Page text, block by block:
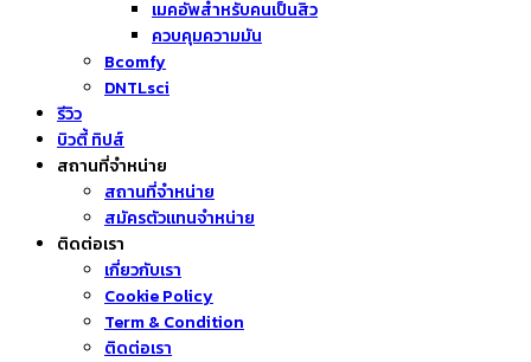
เมคอัพสำหรับคนเป็นสิว
ควบคุมความมัน
Bcomfy
DNTLsci
รีวิว
บิวตี้ ทิปส์
สถานที่จำหน่าย
สถานที่จำหน่าย
สมัครตัวแทนจำหน่าย
ติดต่อเรา
เกี่ยวกับเรา
Cookie Policy
Term & Condition
ติดต่อเรา